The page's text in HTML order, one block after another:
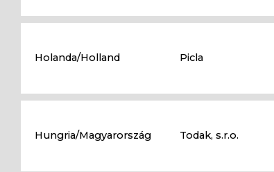
Holanda/Holland Picla
Hungria/Magyarország Todak, s.r.o.